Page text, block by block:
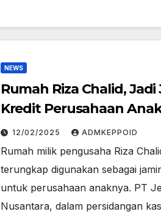
NEWS
Rumah Riza Chalid,
Kredit Perusahaan
Terungkap
12/02/2025 ADMKEPPOID
Rumah milik pengusaha Riza
terungkap digunakan sebagai
untuk perusahaan anaknya. PT
Nusantara, dalam persidangan